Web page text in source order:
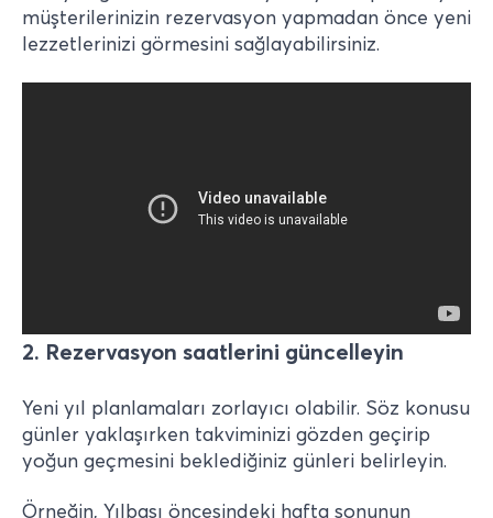
müşterilerinizin rezervasyon yapmadan önce yeni
lezzetlerinizi görmesini sağlayabilirsiniz.
2. Rezervasyon saatlerini güncelleyin
Yeni yıl planlamaları zorlayıcı olabilir. Söz konusu
günler yaklaşırken takviminizi gözden geçirip
yoğun geçmesini beklediğiniz günleri belirleyin.
Örneğin, Yılbaşı öncesindeki hafta sonunun